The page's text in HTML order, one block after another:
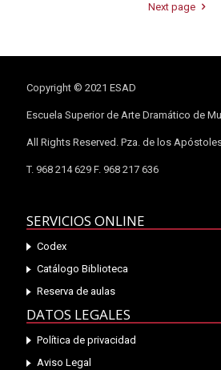
Next page
Copyright © 2021 ESAD
Escuela Superior de Arte Dramático de
All Rights Reserved. Pza. de los
T. 968 214 629 F. 968 217 636
SERVICIOS ONLINE
Codex
Catálogo Biblioteca
Reserva de aulas
DATOS LEGALES
Política de privacidad
Aviso Legal